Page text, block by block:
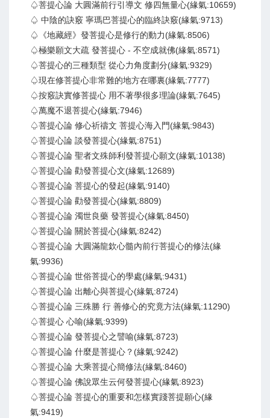
♤菩提心論 大圓滿前行引導文 修四無量心(緣氣:10659)
♤ 中陰的訣竅 寧瑪巴菩提心的臨終訣竅(緣氣:9713)
♤《地藏經》發菩提心是修行的動力(緣氣:8506)
♤極樂願文大疏 發菩提心 - 不空成就佛(緣氣:8571)
♤菩提心的三種類型 從心力角度劃分(緣氣:9329)
♤現在修菩提心非常難的地方在哪裏(緣氣:7777)
♤按竅訣實修菩提心 用不著學很多理論(緣氣:7645)
♤萬魔不退菩提心(緣氣:7946)
♤菩提心論 修心祈禱文 菩提心海入門(緣氣:9843)
♤菩提心論 談發菩提心(緣氣:8751)
♤菩提心論 聖者文殊師利發菩提心願文(緣氣:10138)
♤菩提心論 勸發菩提心文(緣氣:12689)
♤菩提心論 菩提心的發起(緣氣:9140)
♤菩提心論 勸發菩提心(緣氣:8809)
♤菩提心論 濁世良藥 發菩提心(緣氣:8450)
♤菩提心論 關於菩提心(緣氣:8242)
♤菩提心論 大圓滿龍欽心髓內前行菩提心的修法(緣
氣:9936)
♤菩提心論 世俗菩提心的學處(緣氣:9431)
♤菩提心論 出離心與菩提心(緣氣:8724)
♤菩提心論 三殊勝 行 善修心的究竟方法(緣氣:11290)
♤菩提心 心喻(緣氣:9399)
♤菩提心論 發菩提心之譬喻(緣氣:8723)
♤菩提心論 什麼是菩提心？(緣氣:9242)
♤菩提心論 大乘菩提心簡修法(緣氣:8460)
♤菩提心論 佛說眾生云何發菩提心(緣氣:8923)
♤菩提心論 菩提心的重要和怎樣實踐菩提願心(緣
氣:9419)